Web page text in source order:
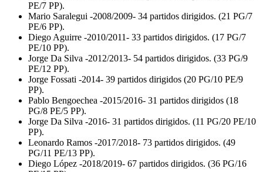
PE/7 PP).
Mario Saralegui -2008/2009- 34 partidos dirigidos. (21 PG/7
PE/6 PP).
Diego Aguirre -2010/2011- 33 partidos dirigidos. (17 PG/7
PE/10 PP).
Jorge Da Silva -2012/2013- 54 partidos dirigidos. (33 PG/9
PE/12 PP).
Jorge Fossati -2014- 39 partidos dirigidos (20 PG/10 PE/9
PP).
Pablo Bengoechea -2015/2016- 31 partidos dirigidos (18
PG/8 PE/5 PP).
Jorge Da Silva -2016- 31 partidos dirigidos. (11 PG/20 PE/10
PP).
Leonardo Ramos -2017/2018- 73 partidos dirigidos. (49
PG/11 PE/13 PP).
Diego López -2018/2019- 67 partidos dirigidos. (36 PG/16